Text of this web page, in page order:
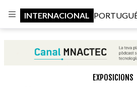
INTERNACIONAL
EXPOSICIONS